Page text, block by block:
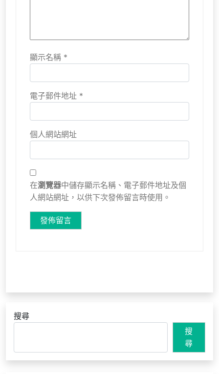
顯示名稱 *
電子郵件地址 *
個人網站網址
在瀏覽器中儲存顯示名稱、電子郵件地址及個
人網站網址，以供下次發佈留言時使用。
搜尋
搜
尋